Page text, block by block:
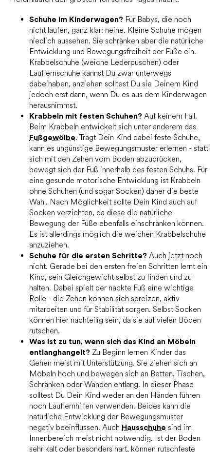
Schuhe im Kinderwagen? Für Babys, die noch
nicht laufen, ganz klar: neine. Kleine Schuhe mögen
niedlich aussehen. Sie schränken aber die natürliche
Entwicklung und Bewegungsfreiheit der Füße ein.
Krabbelschuhe (weiche Lederpuschen) oder
Lauflernschuhe kannst Du zwar unterwegs
dabeihaben, anziehen solltest Du sie Deinem Kind
jedoch erst dann, wenn Du es aus dem Kinderwagen
herausnimmst.
Krabbeln mit festen Schuhen? Auf keinem Fall.
Beim Krabbeln entwickelt sich unter anderem das
Fußgewölbe. Trägt Dein Kind dabei feste Schuhe,
kann es ungünstige Bewegungsmuster erlernen - statt
sich mit den Zehen vom Boden abzudrücken,
bewegt sich der Fuß innerhalb des festen Schuhs. Für
eine gesunde motorische Entwicklung ist Krabbeln
ohne Schuhen (und sogar Socken) daher die beste
Wahl. Nach Möglichkeit sollte Dein Kind auch auf
Socken verzichten, da diese die natürliche
Bewegung der Füße ebenfalls einschränken können.
Es ist allerdings möglich die weichen Krabbelschuhe
anzuziehen.
Schuhe für die ersten Schritte? Auch jetzt noch
nicht. Gerade bei den ersten freien Schritten lernt ein
Kind, sein Gleichgewicht selbst zu finden und zu
halten. Dabei spielt der nackte Fuß eine wichtige
Rolle - die Zehen können sich spreizen, aktiv
mitarbeiten und für Stabilität sorgen. Selbst Socken
können hier nachteilig sein, da sie auf vielen Böden
rutschen.
Was ist zu tun, wenn sich das Kind an Möbeln
entlanghangelt? Zu Beginn lernen Kinder das
Gehen meist mit Unterstützung. Sie ziehen sich an
Möbeln hoch und bewegen sich an Betten, Tischen,
Schränken oder Wänden entlang. In dieser Phase
solltest Du Dein Kind weder an den Händen führen
noch Lauflernhilfen verwenden. Beides kann die
natürliche Entwicklung der Bewegungsmuster
negativ beeinflussen. Auch Hausschuhe sind im
Innenbereich meist nicht notwendig. Ist der Boden
sehr kalt oder besonders hart, können rutschfeste